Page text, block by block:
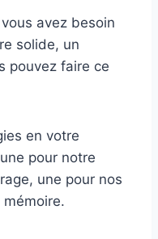
avez besoin
solide, un
pouvez faire ce
en votre
pour notre
une pour nos